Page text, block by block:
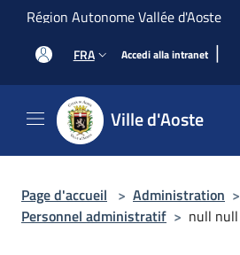
Salta al contenuto principale
Région Autonome Vallée d'Aoste
FRA Accedi alla intranet |
Ville d'Aoste
Page d'accueil > Administration >
Personnel administratif > null null